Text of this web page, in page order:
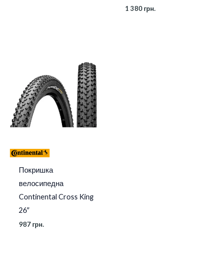
1 380 грн.
Покришка
велосипедна
Continental Cross King
26″
987 грн.